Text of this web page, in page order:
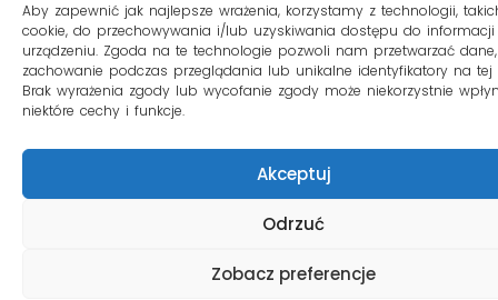
Aby zapewnić jak najlepsze wrażenia, korzystamy z technologii,
cookie, do przechowywania i/lub uzyskiwania dostępu do
urządzeniu. Zgoda na te technologie pozwoli nam przetwarzać
zachowanie podczas przeglądania lub unikalne identyfikatory na tej
Brak wyrażenia zgody lub wycofanie zgody może niekorzystnie
niektóre cechy i funkcje.
Akceptuj
Odrzuć
Zobacz preferencje